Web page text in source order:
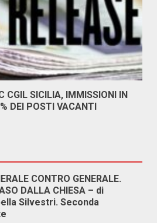
CGIL SICILIA, IMMISSIONI IN
DEI POSTI VACANTI
CONTRO GENERALE.
DALLA CHIESA – di
Silvestri. Seconda